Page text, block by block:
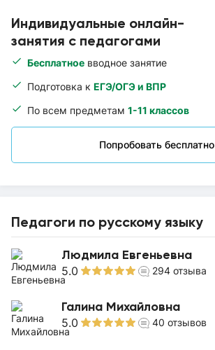
Индивидуальные онлайн-
занятия с педагогами
Бесплатное вводное занятие
Подготовка к ЕГЭ/ОГЭ и ВПР
По всем предметам 1-11 классов
Попробовать бесплатно
Педагоги по русскому языку
Людмила Евгеньевна
5.0 294 отзыва
Галина Михайловна
5.0 40 отзывов